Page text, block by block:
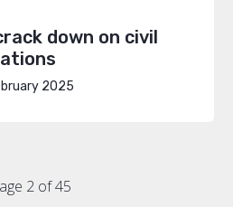
down on civil
2025
2 of 45